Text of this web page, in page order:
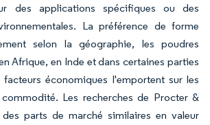
des applications spécifiques ou des
La préférence de forme
selon la géographie, les poudres
Afrique, en Inde et dans certaines parties
économiques l'emportent sur les
Les recherches de Procter &
parts de marché similaires en valeur